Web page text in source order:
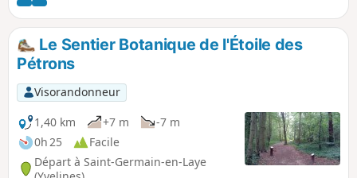
un bref passage en bordure d'étang.
Le Sentier Botanique de l'Étoile des
Pétrons
Visorandonneur
1,40 km
+7 m
-7 m
0h 25
Facile
Départ à Saint-Germain-en-Laye